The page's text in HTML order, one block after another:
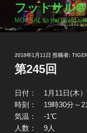
ッ
フットサル
MOKSAL to the world
投
稿
日:
2018年1月11日 投稿者:
第245回
日付： 1月11日(木）
時刻： 19時30分～
気温： -1℃
人数： 9人